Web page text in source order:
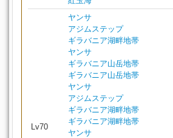
Lv70
ヤンサ
アジムステップ
ギラバニア湖畔地帯
ヤンサ
ギラバニア山岳地帯
ギラバニア山岳地帯
ヤンサ
アジムステップ
ギラバニア湖畔地帯
ギラバニア湖畔地帯
ヤンサ